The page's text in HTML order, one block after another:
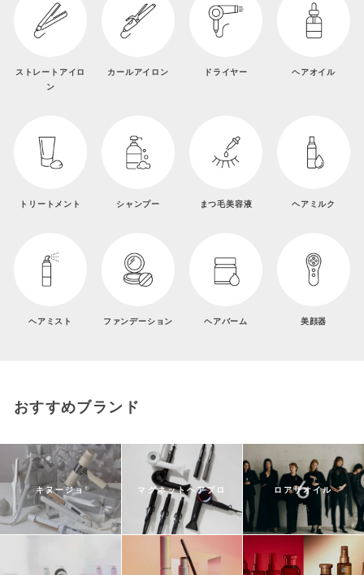
ストレートアイロ
ン
カールアイロン ドライヤー ヘアオイル
トリートメント シャンプー まつ毛美容液 ヘアミルク
ヘアミスト ファンデーション ヘアバーム 美顔器
おすすめブランド
キヌージョ マグネットヘアプロ ロアザオイル